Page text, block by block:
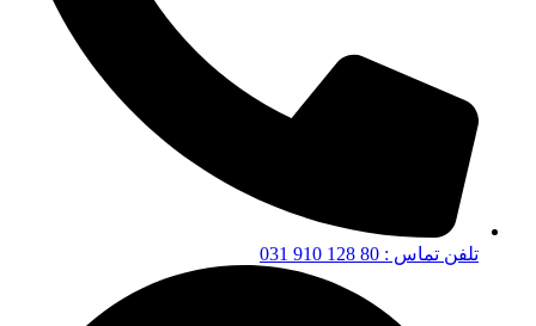
تلفن تماس : 80 128 910 031